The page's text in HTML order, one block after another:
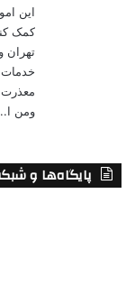
این
کمک
تهران
ومن
پایگاه‌ها و